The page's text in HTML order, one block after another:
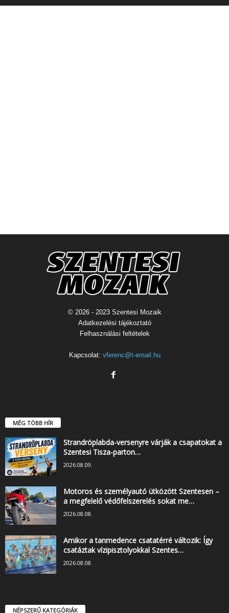
© 2026 - 2023 Szentesi Mozaik
Adatkezelési tájékoztató
Felhasználási feltételek
Kapcsolat: vferenc@t-email.hu
MÉG TÖBB HÍR
Strandröplabda-versenyre várják a csapatokat a
Szentesi Tisza-parton…
2026.08.09.
Motoros és személyautó ütközött Szentesen –
a megfelelő védőfelszerelés sokat me…
2026.08.08.
Amikor a tanmedence csatatérré változik: Így
csatáztak vízipisztolyokkal Szentes…
2026.08.08.
NÉPSZERŰ KATEGÓRIÁK